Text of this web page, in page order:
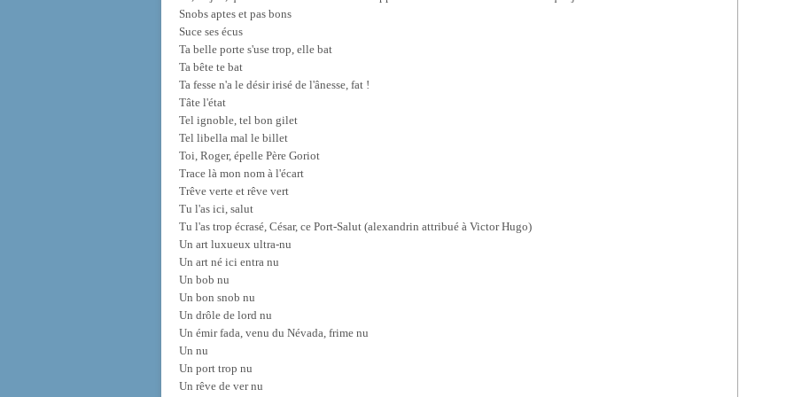
Snobs aptes et pas bons
Suce ses écus
Ta belle porte s'use trop, elle bat
Ta bête te bat
Ta fesse n'a le désir irisé de l'ânesse, fat !
Tâte l'état
Tel ignoble, tel bon gilet
Tel libella mal le billet
Toi, Roger, épelle Père Goriot
Trace là mon nom à l'écart
Trêve verte et rêve vert
Tu l'as ici, salut
Tu l'as trop écrasé, César, ce Port-Salut (alexandrin attribué à Victor Hugo)
Un art luxueux ultra-nu
Un art né ici entra nu
Un bob nu
Un bon snob nu
Un drôle de lord nu
Un émir fada, venu du Névada, frime nu
Un nu
Un port trop nu
Un rêve de ver nu